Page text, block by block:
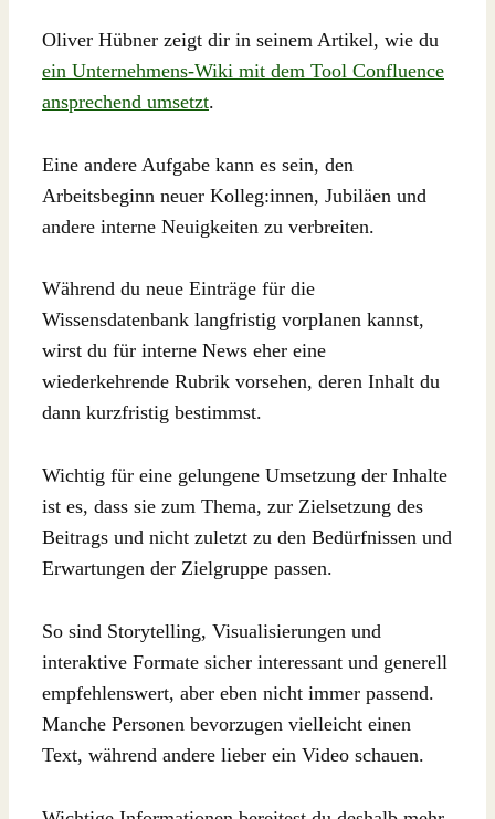
Oliver Hübner zeigt dir in seinem Artikel, wie du
ein Unternehmens-Wiki mit dem Tool Confluence
ansprechend umsetzt.
Eine andere Aufgabe kann es sein, den
Arbeitsbeginn neuer Kolleg:innen, Jubiläen und
andere interne Neuigkeiten zu verbreiten.
Während du neue Einträge für die
Wissensdatenbank langfristig vorplanen kannst,
wirst du für interne News eher eine
wiederkehrende Rubrik vorsehen, deren Inhalt du
dann kurzfristig bestimmst.
Wichtig für eine gelungene Umsetzung der Inhalte
ist es, dass sie zum Thema, zur Zielsetzung des
Beitrags und nicht zuletzt zu den Bedürfnissen und
Erwartungen der Zielgruppe passen.
So sind Storytelling, Visualisierungen und
interaktive Formate sicher interessant und generell
empfehlenswert, aber eben nicht immer passend.
Manche Personen bevorzugen vielleicht einen
Text, während andere lieber ein Video schauen.